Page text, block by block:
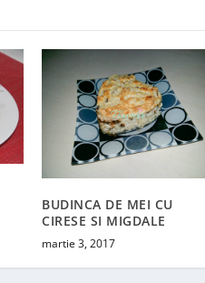
BUDINCA DE MEI CU
CIRESE SI MIGDALE
martie 3, 2017